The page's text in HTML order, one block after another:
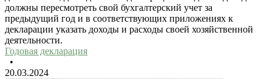
должны пересмотреть свой бухгалтерский учет за
предыдущий год и в соответствующих приложениях к
декларации указать доходы и расходы своей хозяйственной
деятельности.
Годовая декларация
•
20.03.2024